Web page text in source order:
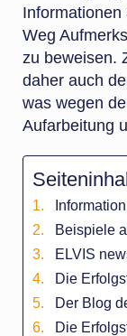
Weg
zu beweisen.
daher auch
was wegen
Aufarbeitung
Beispiele
ELVIS
Die
Der Blog
Die